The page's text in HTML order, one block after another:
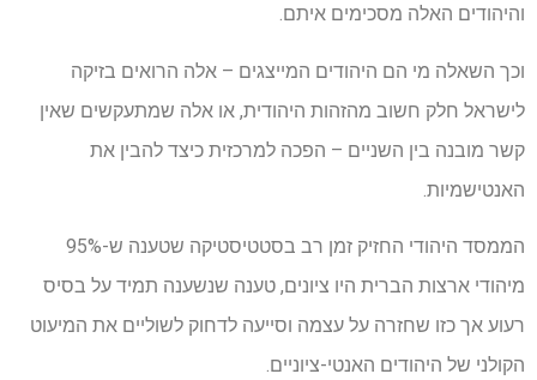
והיהודים האלה מסכימים איתם.
וכך השאלה מי הם היהודים המייצגים – אלה הרואים בזיקה
לישראל חלק חשוב מהזהות היהודית, או אלה שמתעקשים שאין
קשר מובנה בין השניים – הפכה למרכזית כיצד להבין את
האנטישמיות.
הממסד היהודי החזיק זמן רב בסטטיסטיקה שטענה ש-95%
מיהודי ארצות הברית היו ציונים, טענה שנשענה תמיד על בסיס
רעוע אך כזו שחזרה על עצמה וסייעה לדחוק לשוליים את המיעוט
הקולני של היהודים האנטי-ציוניים.